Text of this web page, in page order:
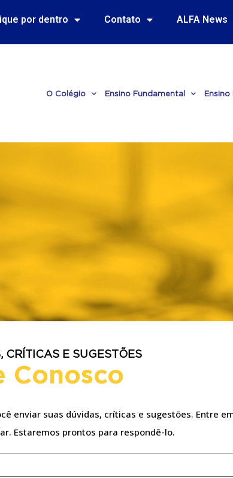
por dentro Contato ALFA News
O Colégio Ensino Fundamental Ensino
CRÍTICAS E SUGESTÕES
Conosco
enviar suas dúvidas, críticas e sugestões. Entre
Estaremos prontos para respondê-lo.